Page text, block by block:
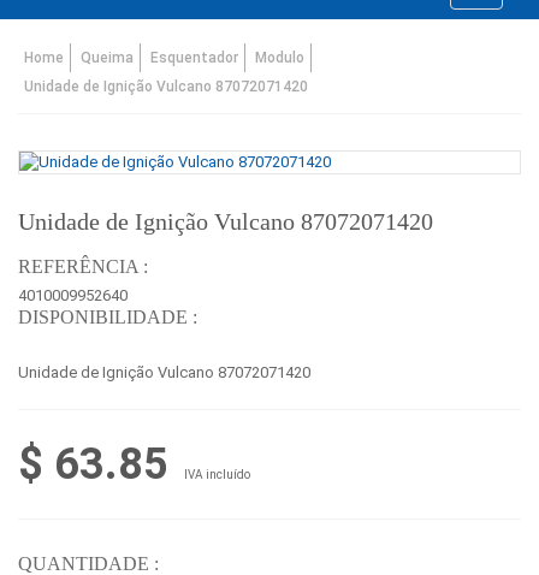
Home Queima Esquentador
Modulo
Unidade de Ignição Vulcano 87072071420
Unidade de Ignição Vulcano 87072071420
REFERÊNCIA :
4010009952640
DISPONIBILIDADE :
Unidade de Ignição Vulcano 87072071420
$ 63.85 IVA incluído
QUANTIDADE :